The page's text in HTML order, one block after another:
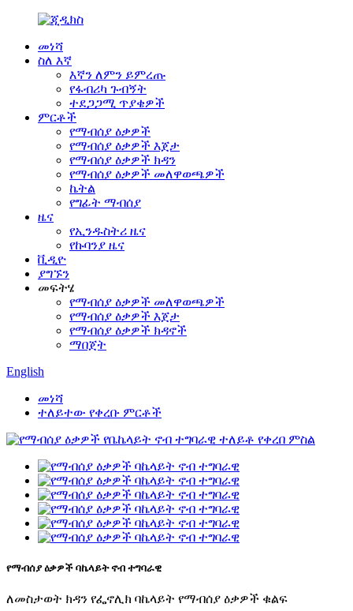
መነሻ
ስለ እኛ
እኛን ለምን ይምረጡ
የፋብሪካ ጉብኝት
ተደጋጋሚ ጥያቄዎች
ምርቶች
የማብሰያ ዕቃዎች
የማብሰያ ዕቃዎች እጀታ
የማብሰያ ዕቃዎች ክዳን
የማብሰያ ዕቃዎች መለዋወጫዎች
ኬትል
የግፊት ማብሰያ
ዜና
የኢንዱስትሪ ዜና
የኩባንያ ዜና
ቪዲዮ
ያግኙን
መፍትሄ
የማብሰያ ዕቃዎች መለዋወጫዎች
የማብሰያ ዕቃዎች እጀታ
የማብሰያ ዕቃዎች ክዳኖች
ማበጀት
English
መነሻ
ተለይተው የቀረቡ ምርቶች
የማብሰያ ዕቃዎች ባኬላይት ኖብ ተግባራዊ
ለመስታወት ክዳን የፌኖሊክ ባኬላይት የማብሰያ ዕቃዎች ቁልፍ